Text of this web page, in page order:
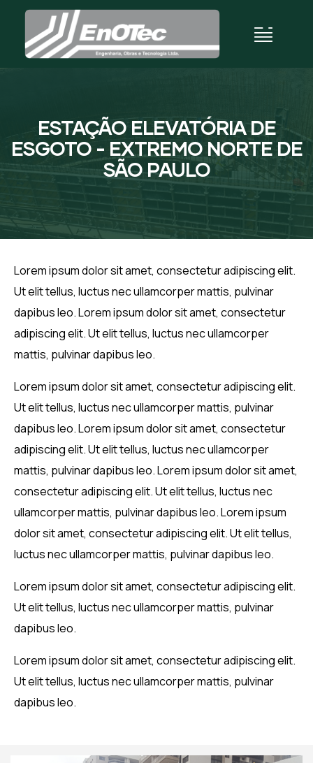
ESTAÇÃO ELEVATÓRIA DE
ESGOTO - EXTREMO NORTE DE
SÃO PAULO
Lorem ipsum dolor sit amet, consectetur adipiscing elit.
Ut elit tellus, luctus nec ullamcorper mattis, pulvinar
dapibus leo. Lorem ipsum dolor sit amet, consectetur
adipiscing elit. Ut elit tellus, luctus nec ullamcorper
mattis, pulvinar dapibus leo.
Lorem ipsum dolor sit amet, consectetur adipiscing elit.
Ut elit tellus, luctus nec ullamcorper mattis, pulvinar
dapibus leo. Lorem ipsum dolor sit amet, consectetur
adipiscing elit. Ut elit tellus, luctus nec ullamcorper
mattis, pulvinar dapibus leo. Lorem ipsum dolor sit amet,
consectetur adipiscing elit. Ut elit tellus, luctus nec
ullamcorper mattis, pulvinar dapibus leo. Lorem ipsum
dolor sit amet, consectetur adipiscing elit. Ut elit tellus,
luctus nec ullamcorper mattis, pulvinar dapibus leo.
Lorem ipsum dolor sit amet, consectetur adipiscing elit.
Ut elit tellus, luctus nec ullamcorper mattis, pulvinar
dapibus leo.
Lorem ipsum dolor sit amet, consectetur adipiscing elit.
Ut elit tellus, luctus nec ullamcorper mattis, pulvinar
dapibus leo.